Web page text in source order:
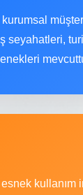
seyahatleri,
kullanım